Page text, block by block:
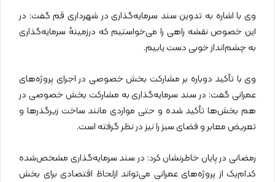
وی با اشاره به تدوین سند سرمایه‌گذاری در شهرداری قم گفت: در
این خصوص نقشه راهی را می‌خواستیم که درزمینهٔ سرمایه‌گذاری
به چشم‌انداز خوبی دست ‌یابیم.
وی با تأکید دوباره بر مشارکت بخش خصوصی در اجرای پروژه‌های
عمرانی گفت: در سند سرمایه‌گذاری به مشارکت بخش خصوصی در
هم بخش‌ها تأکید شده و حتی مواردی مانند ساخت زیرگذرها و
تعریض معابر و فضای سبز را نیز در نظر گرفته است.
رمضانی در پایان خاطرنشان کرد: در سند سرمایه‌گذاری مشخص‌شده
کدام‌یک از پروژه‌های عمرانی می‌تواند ازلحاظ اقتصادی برای بخش